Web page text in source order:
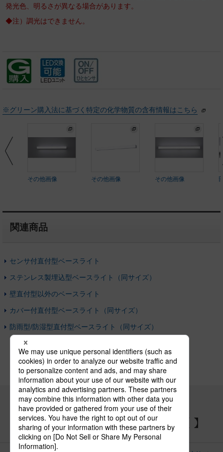
発光色、明るさが異なる場合があります。
◆注）調光はできません。
※グリーン購入法に基づく特定の化学物質の含有情報はこちら
その他画像 その他画像 その他画像
関連商品
センサ付直付型ベースライト
ステンレス製埋込型ベースライト（同サイズ）
壁直付型以外のベースライト
カバー付直付型ベースライト（同サイズ）
防雨型/防湿型直付型ベースライト（同サイズ）
パナソニックの電気設備 SNSアカウント